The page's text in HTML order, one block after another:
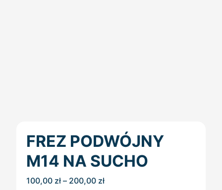
FREZ PODWÓJNY
M14 NA SUCHO
100,00 zł – 200,00 złZakres